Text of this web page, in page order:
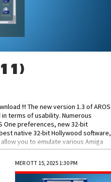
!!! The new version 1.3 of AROS
terms of usability. Numerous
One preferences, new 32-bit
native 32-bit Hollywood software,
you to emulate various Amiga
Improved...
MER OTT 15, 2025 1:30 PM